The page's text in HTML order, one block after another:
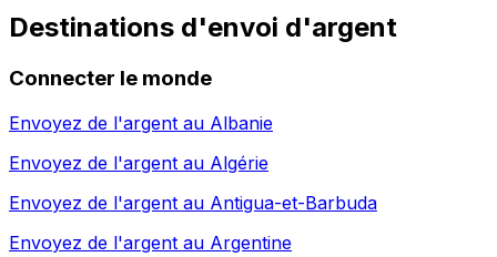
Destinations d'envoi d'argent
Connecter le monde
Envoyez de l'argent au Albanie
Envoyez de l'argent au Algérie
Envoyez de l'argent au Antigua-et-Barbuda
Envoyez de l'argent au Argentine